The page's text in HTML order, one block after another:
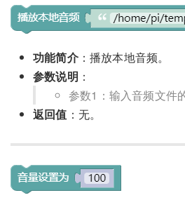
功能简介：播放本地音频。
参数说明 ：
参数1：输入音频文件
返回值 ：无。